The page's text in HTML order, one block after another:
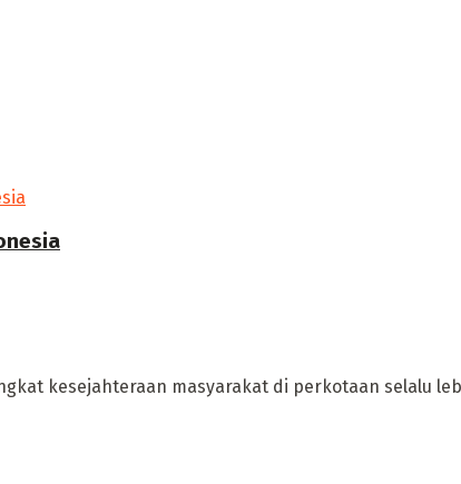
kesejahteraan masyarakat di perkotaan selalu